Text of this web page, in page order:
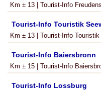
Km ± 13 | Tourist-Info
Tourist-Info Touristik
Km ± 13 | Tourist-Info
Tourist-Info Baiersbronn
Km ± 15 | Tourist-Info
Tourist-Info Lossburg